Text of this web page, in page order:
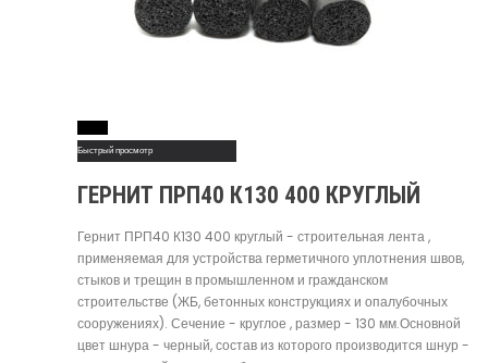
Быстрый просмотр
ГЕРНИТ ПРП40 К130 400 КРУГЛЫЙ
Гернит ПРП40 К130 400 круглый - строительная лента ,
применяемая для устройства герметичного уплотнения швов,
стыков и трещин в промышленном и гражданском
строительстве (ЖБ, бетонных конструкциях и опалубочных
сооружениях). Сечение - круглое , размер - 130 мм.Основной
цвет шнура - черный, состав из которого производится шнур -